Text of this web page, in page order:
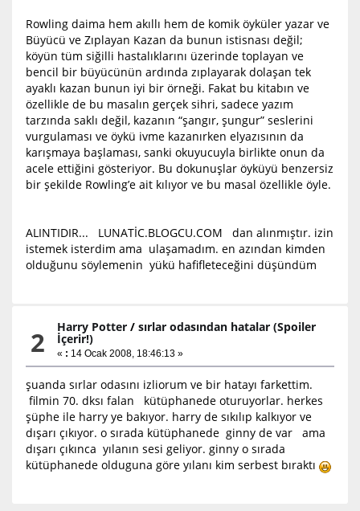
Rowling daima hem akıllı hem de komik öyküler yazar ve
Büyücü ve Zıplayan Kazan da bunun istisnası değil;
köyün tüm siğilli hastalıklarını üzerinde toplayan ve
bencil bir büyücünün ardında zıplayarak dolaşan tek
ayaklı kazan bunun iyi bir örneği. Fakat bu kitabın ve
özellikle de bu masalın gerçek sihri, sadece yazım
tarzında saklı değil, kazanın “şangır, şungur” seslerini
vurgulaması ve öykü ivme kazanırken elyazısının da
karışmaya başlaması, sanki okuyucuyla birlikte onun da
acele ettiğini gösteriyor. Bu dokunuşlar öyküyü benzersiz
bir şekilde Rowling’e ait kılıyor ve bu masal özellikle öyle.
ALINTIDIR... LUNATİC.BLOGCU.COM dan alınmıştır. izin
istemek isterdim ama ulaşamadım. en azından kimden
olduğunu söylemenin yükü hafifleteceğini düşündüm
2 Harry Potter /sırlar odasından hatalar (Spoiler
İçerir!)
« : 14 Ocak 2008, 18:46:13 »
şuanda sırlar odasını izliorum ve bir hatayı farkettim.
filmin 70. dksı falan kütüphanede oturuyorlar. herkes
şüphe ile harry ye bakıyor. harry de sıkılıp kalkıyor ve
dışarı çıkıyor. o sırada kütüphanede ginny de var ama
dışarı çıkınca yılanın sesi geliyor. ginny o sırada
kütüphanede olduguna göre yılanı kim serbest bıraktı